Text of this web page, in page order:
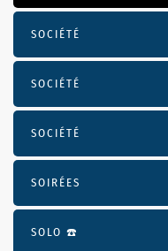
SOCIÉTÉ
SOCIÉTÉ
SOCIÉTÉ
SOIRÉES
SOLO ☎️